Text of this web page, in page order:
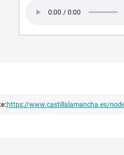
https://www.castillalamancha.es/